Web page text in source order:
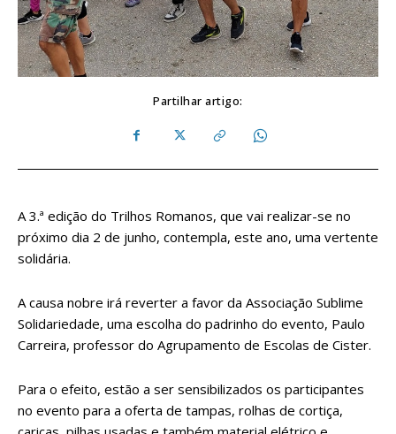
Partilhar artigo:
A 3.ª edição do Trilhos Romanos, que vai realizar-se no
próximo dia 2 de junho, contempla, este ano, uma vertente
solidária.
A causa nobre irá reverter a favor da Associação Sublime
Solidariedade, uma escolha do padrinho do evento, Paulo
Carreira, professor do Agrupamento de Escolas de Cister.
Para o efeito, estão a ser sensibilizados os participantes
no evento para a oferta de tampas, rolhas de cortiça,